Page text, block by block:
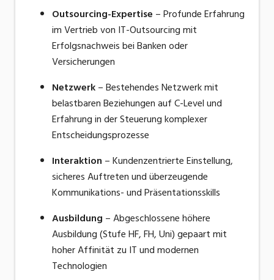
Outsourcing-Expertise – Profunde Erfahrung
im Vertrieb von IT-Outsourcing mit
Erfolgsnachweis bei Banken oder
Versicherungen
Netzwerk– Bestehendes Netzwerk mit
belastbaren Beziehungen auf C-Level und
Erfahrung in der Steuerung komplexer
Entscheidungsprozesse
Interaktion – Kundenzentrierte Einstellung,
sicheres Auftreten und überzeugende
Kommunikations- und Präsentationsskills
Ausbildung – Abgeschlossene höhere
Ausbildung (Stufe HF, FH, Uni) gepaart mit
hoher Affinität zu IT und modernen
Technologien